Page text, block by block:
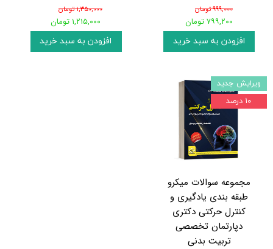
۹۹۹,۰۰۰ تومان
۷۹۹,۲۰۰ تومان
افزودن به سبد خرید
۱,۳۵۰,۰۰۰ تومان
۱,۲۱۵,۰۰۰ تومان
افزودن به سبد خرید
مجموعه سوالات میکرو
طبقه بندی یادگیری و
کنترل حرکتی دکتری
دپارتمان تخصصی
تربیت بدنی
ویرایش جدید
۱۰ درصد